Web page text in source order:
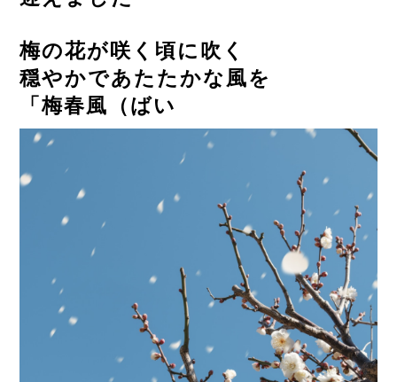
梅の花が咲く頃に吹く
穏やかであたたかな風を
「梅春風（ばい